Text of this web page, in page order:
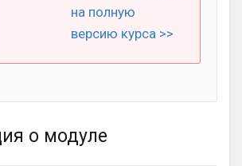
на полную
версию курса >>
о модуле